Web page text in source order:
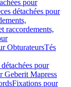
pour
détachées pour
raccordements,
ObturateursTés
pour
Geberit Mapress
Fixations pour